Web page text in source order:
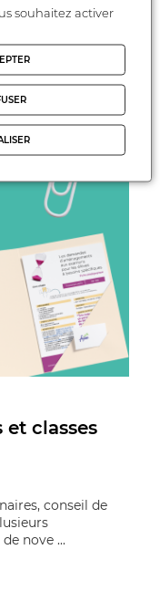
que la FCPE du
salon Albi Sup
classes
conseil de
nove ...
souhaitez activer